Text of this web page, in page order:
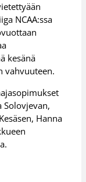
NCAA:ssa
kesänä
vahvuuteen.
Solovjevan,
Hanna